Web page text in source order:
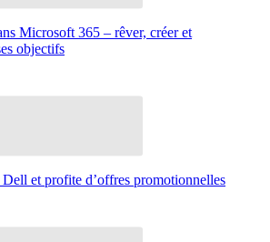
Microsoft 365 – rêver, créer et
objectifs
et profite d’offres promotionnelles